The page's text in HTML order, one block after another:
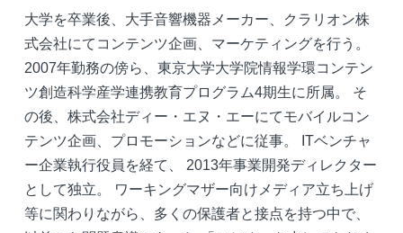
大学を卒業後、大手音響機器メーカー、クラリオン株
式会社にてコンテンツ企画、マーケティングを行う。
2007年勤務の傍ら、東京大学大学院情報学環コンテン
ツ創造科学産学連携教育プログラム4期生に所属。 そ
の後、株式会社ディー・エヌ・エーにてモバイルコン
テンツ企画、プロモーションなどに従事。 ITベンチャ
ー企業執行役員を経て、 2013年事業開発ディレクター
として独立。 ワーキングマザー向けメディア立ち上げ
等に関わりながら、多くの保護者と接点を持つ中で、